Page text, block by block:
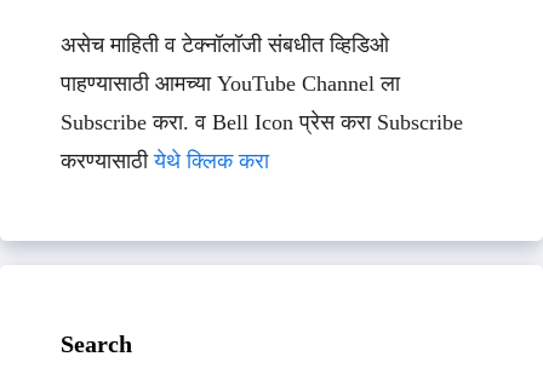
असेच माहिती व टेक्नॉलॉजी संबधीत व्हिडिओ
पाहण्यासाठी आमच्या YouTube Channel ला
Subscribe करा. व Bell Icon प्रेस करा Subscribe
करण्यासाठीयेथे क्लिक करा
Search